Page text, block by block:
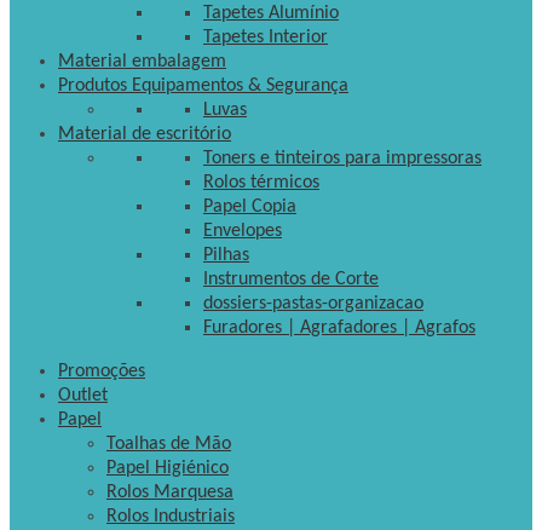
Tapetes Alumínio
Tapetes Interior
Material embalagem
Produtos Equipamentos & Segurança
Luvas
Material de escritório
Toners e tinteiros para impressoras
Rolos térmicos
Papel Copia
Envelopes
Pilhas
Instrumentos de Corte
dossiers-pastas-organizacao
Furadores | Agrafadores | Agrafos
Promoções
Outlet
Papel
Toalhas de Mão
Papel Higiénico
Rolos Marquesa
Rolos Industriais